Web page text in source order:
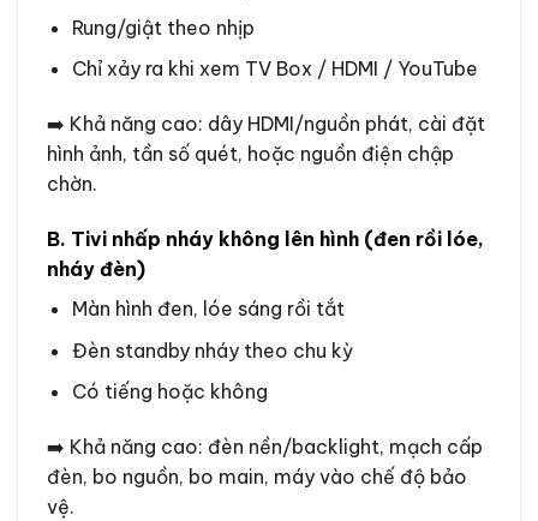
Rung/giật theo nhịp
Chỉ xảy ra khi xem TV Box / HDMI / YouTube
➡️ Khả năng cao: dây HDMI/nguồn phát, cài đặt
hình ảnh, tần số quét, hoặc nguồn điện chập
chờn.
B. Tivi nhấp nháy không lên hình (đen rồi lóe,
nháy đèn)
Màn hình đen, lóe sáng rồi tắt
Đèn standby nháy theo chu kỳ
Có tiếng hoặc không
➡️ Khả năng cao: đèn nền/backlight, mạch cấp
đèn, bo nguồn, bo main, máy vào chế độ bảo
vệ.